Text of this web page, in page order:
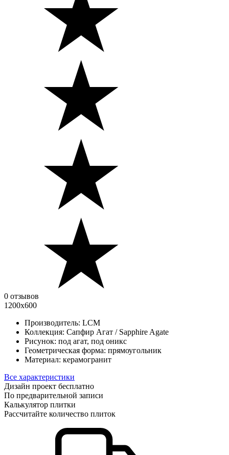
0 отзывов
1200х600
Производитель: LCM
Коллекция: Сапфир Агат / Sapphire Agate
Рисунок: под агат, под оникс
Геометрическая форма: прямоугольник
Материал: керамогранит
Все характеристики
Дизайн проект бесплатно
По предварительной записи
Калькулятор плитки
Рассчитайте количество плиток